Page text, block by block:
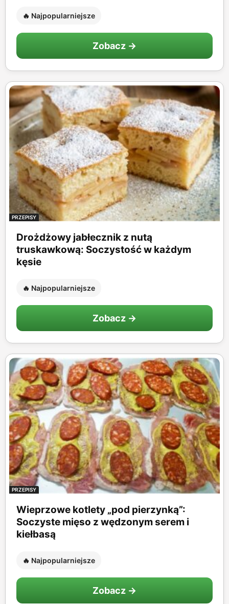
🔥 Najpopularniejsze
Zobacz →
PRZEPISY
Drożdżowy jabłecznik z nutą
truskawkową: Soczystość w każdym
kęsie
🔥 Najpopularniejsze
Zobacz →
PRZEPISY
Wieprzowe kotlety „pod pierzynką”:
Soczyste mięso z wędzonym serem i
kiełbasą
🔥 Najpopularniejsze
Zobacz →